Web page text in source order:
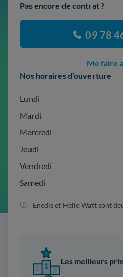
Pas encore de contrat ?
09 78
Me faire
Nos horaires d’ouverture
Lundi
Mardi
Mercredi
Jeudi
Vendredi
Samedi
Enedis et Hello Watt sont
Les meilleurs